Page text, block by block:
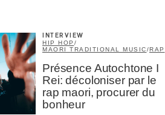
INTERVIEW
HIP HOP /
MAORI TRADITIONAL MUSIC/RAP
Présence Autochtone I
Rei: décoloniser par le
rap maori, procurer du
bonheur